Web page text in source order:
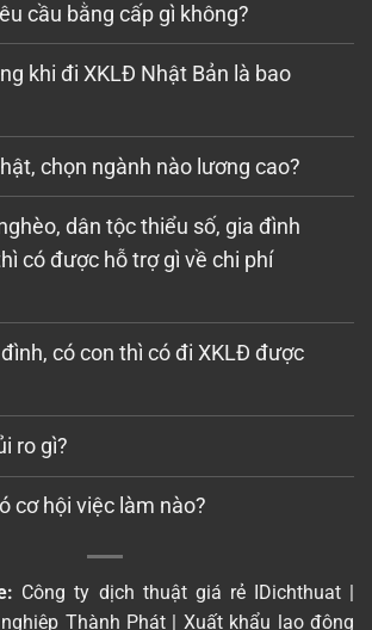
cầu bằng cấp gì không?
khi đi XKLĐ Nhật Bản là bao
chọn ngành nào lương cao?
dân tộc thiểu số, gia đình
có được hỗ trợ gì về chi phí
có con thì có đi XKLĐ được
ro gì?
cơ hội việc làm nào?
Công ty dịch thuật giá rẻ IDichthuat|
Thành Phát | Xuất khẩu lao động